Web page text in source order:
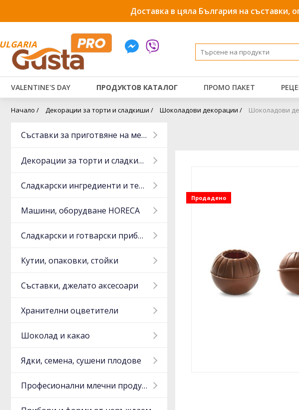
Доставка в цяла България на съставки,
VALENTINE'S DAY ПРОДУКТОВ КАТАЛОГ ПРОМО ПАКЕТ
Начало / Декорации за торти и сладкиши / Шоколадови декорации / Шоколадови
Съставки за приготвяне на месо
Декорации за торти и сладкиши
Сладкарски ингредиенти и тестени изделия
Машини, оборудване HORECA
Сладкарски и готварски прибори
Кутии, опаковки, стойки
Съставки, джелато аксесоари
Хранителни оцветители
Шоколад и какао
Ядки, семена, сушени плодове
Професионални млечни продукти
Продадено